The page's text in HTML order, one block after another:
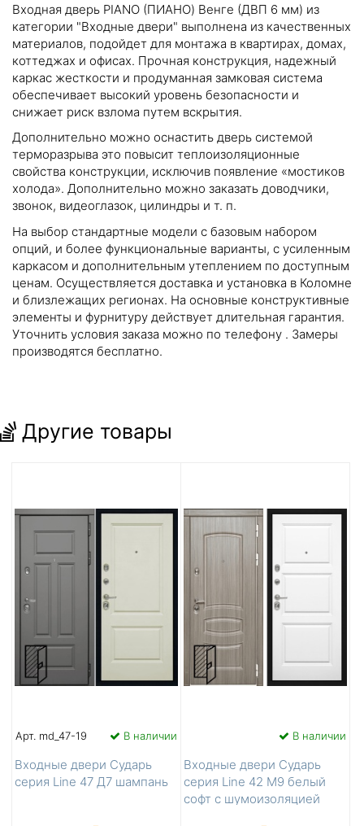
Входная дверь PIANO (ПИАНО) Венге (ДВП 6 мм) из
категории "Входные двери" выполнена из качественных
материалов, подойдет для монтажа в квартирах, домах,
коттеджах и офисах. Прочная конструкция, надежный
каркас жесткости и продуманная замковая система
обеспечивает высокий уровень безопасности и
снижает риск взлома путем вскрытия.
Дополнительно можно оснастить дверь системой
терморазрыва это повысит теплоизоляционные
свойства конструкции, исключив появление «мостиков
холода». Дополнительно можно заказать доводчики,
звонок, видеоглазок, цилиндры и т. п.
На выбор стандартные модели с базовым набором
опций, и более функциональные варианты, с усиленным
каркасом и дополнительным утеплением по доступным
ценам. Осуществляется доставка и установка в Коломне
и близлежащих регионах. На основные конструктивные
элементы и фурнитуру действует длительная гарантия.
Уточнить условия заказа можно по телефону . Замеры
производятся бесплатно.
Другие товары
Арт. md_47-19 В наличии
Входные двери Сударь
серия Line 47 Д7 шампань
В наличии
Входные двери Сударь
серия Line 42 М9 белый
софт с шумоизоляцией